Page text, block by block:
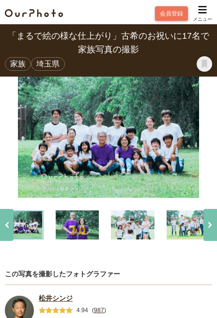
会員登録
メニュー
「まるで絵の様な仕上がり」古希のお祝いに17名で
家族写真の撮影
家族 埼玉県
この写真を撮影したフォトグラファー
松井シンジ
4.94 (987)